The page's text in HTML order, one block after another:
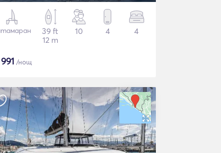
39 ft
12 m
10 4 4
991 /нощ